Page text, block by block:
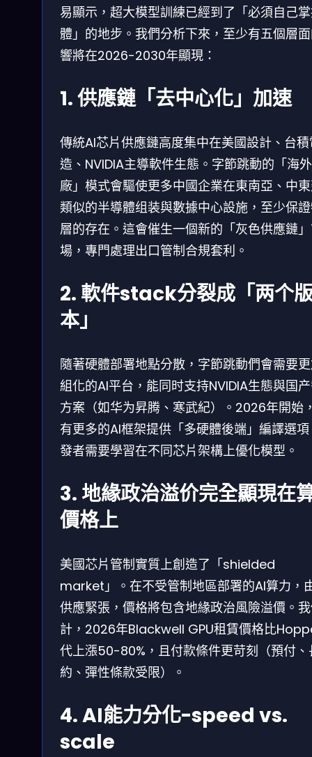
易顯示，超大模型訓練已經到了「必須自己
體」的地步。我們分析下來，至少有五個層
響將在2026-2030年顯現：
1. 供應鏈「去中心化」加速
傳統AI芯片供應鏈高度集中在美國設計、台
造、NVIDIA主導軟件生態。字節跳動的「海
廠」模式會驅使更多中國企業在東南亞、中
類似的半導體组装與數據中心設施，至少保
層的存在。這會催生一個新的「灰色供應鏈
場，專門處理出口管制合規套利。
2. 軟件stack分裂成「两个
本」
隨著硬體部署地點分散，字節跳動們會需要
組化的AI平台，能同时支持NVIDIA生態與国
方案（如华为昇腾、寒武紀）。2026年開始
有更多的AI框架提供「多硬體後端」編譯選
發者需要學習在不同芯片架構上優化模型。
3. 地緣政治溢价完全顯現在
價格上
美國芯片管制實質上創造了「shielded
market」。在不受管制地區部署的AI算力，
供應緊張，價格將包含地緣政治風險溢價。
計，2026年Blackwell GPU租賃價格比
代上漲50-80%，且付款條件更苛刻（預付、
約、彈性條款受限）。
4. AI能力分化-speed vs.
scale